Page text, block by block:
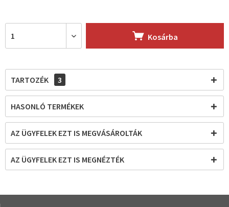
Kosárba
TARTOZÉK 3
HASONLÓ TERMÉKEK
AZ ÜGYFELEK EZT IS MEGVÁSÁROLTÁK
AZ ÜGYFELEK EZT IS MEGNÉZTÉK